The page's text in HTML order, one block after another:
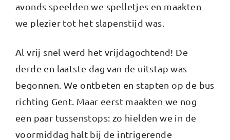
avonds speelden we spelletjes en maakten
we plezier tot het slapenstijd was.
Al vrij snel werd het vrijdagochtend! De
derde en laatste dag van de uitstap was
begonnen. We ontbeten en stapten op de bus
richting Gent. Maar eerst maakten we nog
een paar tussenstops: zo hielden we in de
voormiddag halt bij de intrigerende